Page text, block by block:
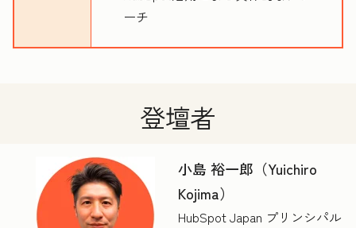
ーチ
登壇者
小島 裕一郎（Yuichiro
Kojima）
HubSpot Japan プリンシパル